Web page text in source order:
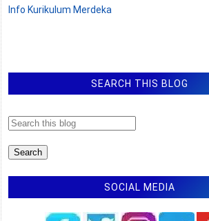
Info Kurikulum Merdeka
SEARCH THIS BLOG
SOCIAL MEDIA